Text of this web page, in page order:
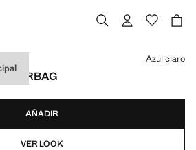
]
Azul claro
AÑADIR
VER LOOK